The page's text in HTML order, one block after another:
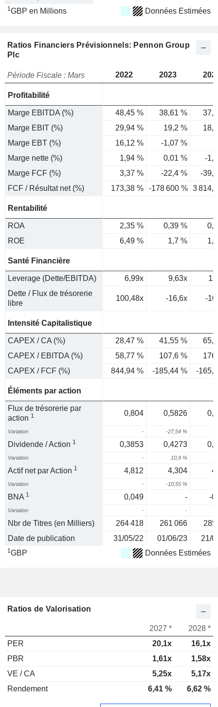
1GBP en Millions Données Estimées
Ratios Financiers Prévisionnels: Pennon Group
Plc
Période Fiscale : Mars 2022 2023
Profitabilité
Marge EBITDA (%) 48,45 % 38,61 %
Marge EBIT (%)
29,94 % 19,2 %
Marge EBT (%)
16,12 % -1,07 %
Marge nette (%)
1,94 % 0,01 %
-
Marge FCF (%)
3,37 % -22,4 %
-
FCF / Résultat net (%)
173,38 % -178 600 % 3
Rentabilité
ROA 2,35 % 0,39 %
ROE
6,49 % 1,7 %
Santé Financière
Leverage (Dette/EBITDA) 6,99x 9,63x
Dette / Flux de trésorerie
libre
100,48x -16,6x -
Intensité Capitalistique
CAPEX / CA (%) 28,47 % 41,55 %
CAPEX / EBITDA (%)
58,77 % 107,6 %
CAPEX / FCF (%)
844,94 % -185,44 % -
Éléments par action
Flux de trésorerie par
action 1 0,804 0,5826
Variation - -27,54 % -
Dividende / Action 1 0,3853 0,4273
Variation - 10,9 %
Actif net par Action 1 4,812 4,304
Variation - -10,55 %
BNA 1 0,049 - -
Variation - -
Nbr de Titres (en Milliers) 264 418 261 066
285
Date de publication
31/05/22 01/06/23 21/
1GBP Données Estimées
Ratios de Valorisation
2027 *
2028 *
PER
20,1x
16,1x
PBR
1,61x
1,58x
VE / CA
5,25x
5,17x
Rendement
6,41 % 6,62 %